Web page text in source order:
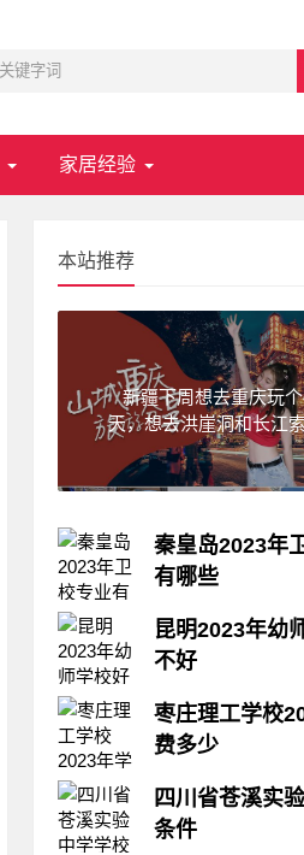
家居经验
本站推荐
新疆下周想去重庆玩
天，想去洪崖洞和长江
武隆天坑,求一份重庆
略！费用不要太高?
秦皇岛2023年
有哪些
秦皇岛2021年卫校
进入卫校后，不管
么专业，对于同学们
每个专业都是经过市
是医院必须的岗位
同学们将来主要是在
医学方面的专业对
前景等各方面
昆明2023年幼
不好
很多学生在确定了
后又在为选择学校
一个好的学校对于
很多同学都在问小
师学校好吗，好不好
题，下面小编就给
枣庄理工学校
费多少
孩子找学校，家长
不同，孩子关注学
长更多的是关注学校
四川省苍溪实
条件